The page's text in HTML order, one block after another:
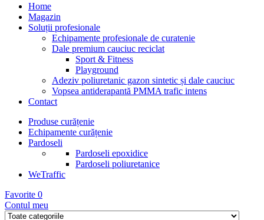
Home
Magazin
Soluții profesionale
Echipamente profesionale de curatenie
Dale premium cauciuc reciclat
Sport & Fitness
Playground
Adeziv poliuretanic gazon sintetic și dale cauciuc
Vopsea antiderapantă PMMA trafic intens
Contact
Produse curățenie
Echipamente curățenie
Pardoseli
Pardoseli epoxidice
Pardoseli poliuretanice
WeTraffic
Favorite 0
Contul meu